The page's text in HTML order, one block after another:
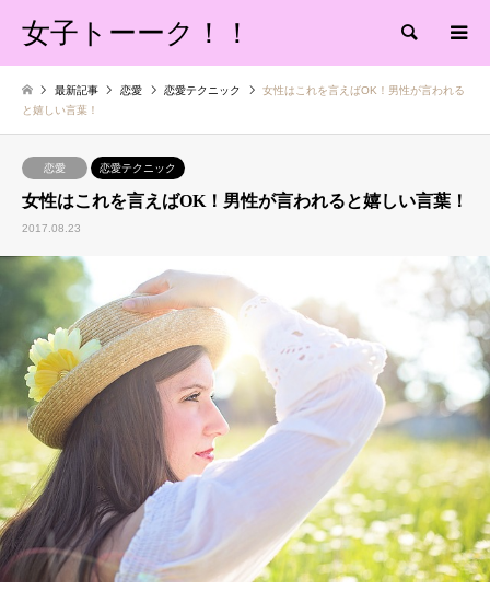
女子トーーク！！ 検索
最新記事 恋愛 恋愛テクニック
女性はこれを言えばOK！男性が言われる
と嬉しい言葉！
恋愛 恋愛テクニック
女性はこれを言えばOK！男性が言われると嬉しい言葉！
2017.08.23